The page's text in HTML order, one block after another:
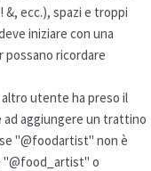
&, ecc.), spazi e troppi
iniziare con una
ricordare
altro utente ha preso il
aggiungere un trattino
"@foodartist" non è
"@food_artist" o